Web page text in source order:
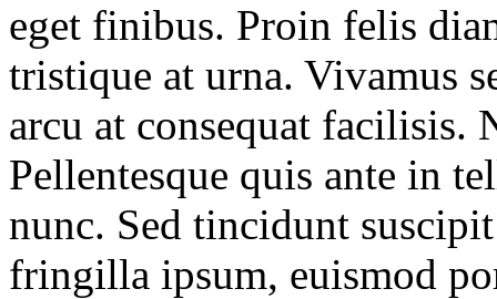
eget finibus. Proin felis
tristique at urna. Vivamus
arcu at consequat facilisis.
Pellentesque quis ante in
nunc. Sed tincidunt
fringilla ipsum, euismod